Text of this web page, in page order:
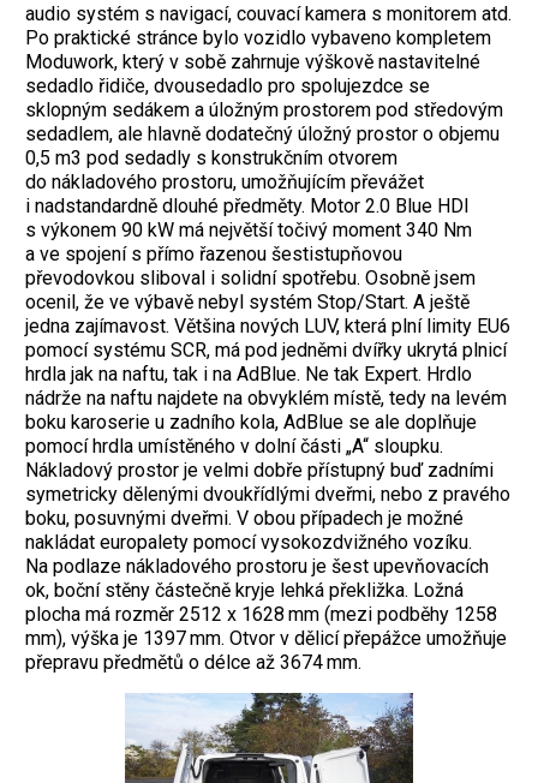
audio systém s navigací, couvací kamera s monitorem atd.
Po praktické stránce bylo vozidlo vybaveno kompletem
Moduwork, který v sobě zahrnuje výškově nastavitelné
sedadlo řidiče, dvousedadlo pro spolujezdce se
sklopným sedákem a úložným prostorem pod středovým
sedadlem, ale hlavně dodatečný úložný prostor o objemu
0,5 m3 pod sedadly s konstrukčním otvorem
do nákladového prostoru, umožňujícím převážet
i nadstandardně dlouhé předměty. Motor 2.0 Blue HDI
s výkonem 90 kW má největší točivý moment 340 Nm
a ve spojení s přímo řazenou šestistupňovou
převodovkou sliboval i solidní spotřebu. Osobně jsem
ocenil, že ve výbavě nebyl systém Stop/Start. A ještě
jedna zajímavost. Většina nových LUV, která plní limity EU6
pomocí systému SCR, má pod jedněmi dvířky ukrytá plnicí
hrdla jak na naftu, tak i na AdBlue. Ne tak Expert. Hrdlo
nádrže na naftu najdete na obvyklém místě, tedy na levém
boku karoserie u zadního kola, AdBlue se ale doplňuje
pomocí hrdla umístěného v dolní části „A“ sloupku.
Nákladový prostor je velmi dobře přístupný buď zadními
symetricky dělenými dvoukřídlými dveřmi, nebo z pravého
boku, posuvnými dveřmi. V obou případech je možné
nakládat europalety pomocí vysokozdvižného vozíku.
Na podlaze nákladového prostoru je šest upevňovacích
ok, boční stěny částečně kryje lehká překližka. Ložná
plocha má rozměr 2512 x 1628 mm (mezi podběhy 1258
mm), výška je 1397 mm. Otvor v dělicí přepážce umožňuje
přepravu předmětů o délce až 3674 mm.